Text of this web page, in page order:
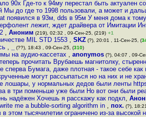
90х Где-то к 94му перестал быть актуален
Мы до где то 1998 пользовали, а может и
появился в 93м, dds в 95м У меня дома к
лежит, ждет драйвера от Имитации
, Аноним (219), 02:32 , 09-Сен-25, (219) +1
MIL STD 1553 , SKZ (?), 20:01 , 11-Сен-25, (
, (??), 18:43 , 09-Сен-25, (310)
на аудио-кассетах , anonymos (?), 04:07 , 09-
прочитать Врубаешь магнитолку,
сперва Бумага, даже плотная - такое себе как
могут рассыпаться но на них и не
лошары, у нормальных дедов были ленты
в три поменьше уже были Но вот они были
надёжен Хочешь я расскажу как подкл,
me a bubble-sorting algorithm in , пох. (?),
этом тысячилетии ограничено из-за высокой